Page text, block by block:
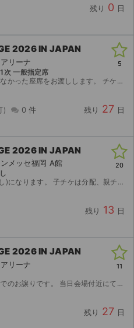
残り 0 日
2026 IN JAPAN
リーナ
次 一般指定席
渡・子チケ分配・端末貸出(同時入場)のいずれか 公式からの公演中止以外返金いたしません。
0 件 残り 27 日
5
2026 IN JAPAN
メッセ福岡 A館
でのお譲りです。foreigner× いかなる理由でもキャンセル不可とさせていただきます。
残り 13 日
20
2026 IN JAPAN
リーナ
だきます。 また、チケット受取にはAnyPASSを使用するため、事前登録をお願いいたします。...
残り 27 日
11